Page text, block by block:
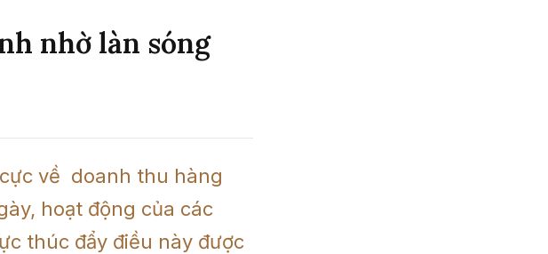
nhờ làn sóng
về  doanh thu hàng
hoạt động của các
thúc đẩy điều này được